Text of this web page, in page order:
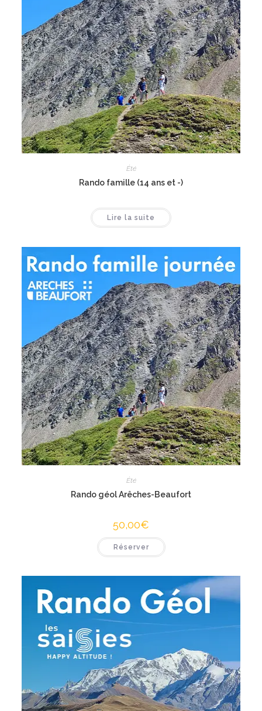
Été
Rando famille (14 ans et -)
Lire la suite
Été
Rando géol Arêches-Beaufort
50,00€
Réserver